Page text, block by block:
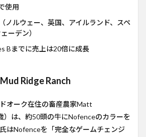
使用
ノルウェー、英国、アイルランド、スペ
ーデン）
Bまでに売上は20倍に成長
Ridge Ranch
オーク在住の畜産農家Matt
）は、約50頭の牛にNofenceのカラーを
はNofenceを「完全なゲームチェンジ